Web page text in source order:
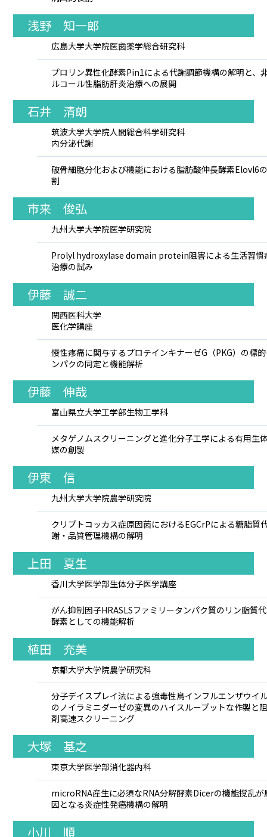
浅野 知一郎
広島大学大学院医歯薬学総合研究科
プロリン異性化酵素Pin1による代謝調節機構の解明と、
ルコール性脂肪肝炎治療への展開
石井 清朗
筑波大学大学院人間総合科学研究科
内分泌代謝
破骨細胞分化および機能における脂肪酸伸長酵素Elovl6
割
市来 俊弘
九州大学大学院医学研究院
Prolyl hydroxylase domain protein阻害による生活習慣
治療の試み
伊藤 誠二
関西医科大学
医化学講座
慢性疼痛に関与するプロテインキナーゼG（PKG）の標
ンパクの同定と機能解析
伊藤 伸哉
富山県立大学工学部生物工学科
メタゲノムスクリーニングと進化分子工学による有用生
媒の創製
伊東 信
九州大学大学院農学研究院
クリプトコッカス症原因菌におけるEGCrPによる糖脂質
謝・品質管理機構の解明
上田 夏生
香川大学医学部生体分子医学講座
がん抑制因子HRASLSファミリータンパク質のリン脂質
酵素としての機能解析
植田 充美
京都大学大学院農学研究科
分子デイスプレイ法による強毒性鳥インフルエンザウイ
のノイラミニダーゼの変異のハイスループットな作製と
剤高速スクリーニング
大塚 基之
東京大学医学部消化器内科
microRNA産生に必須なRNA分解酵素Dicerの機能撹乱が
因となる炎症性発癌機構の解明
小川 順